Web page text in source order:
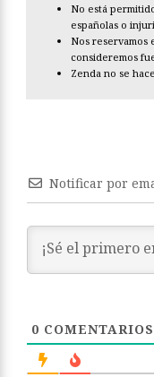
No está
españolas o
Nos reservamos
consideremos
Zenda no se
Notificar por
0 COMENTARIOS